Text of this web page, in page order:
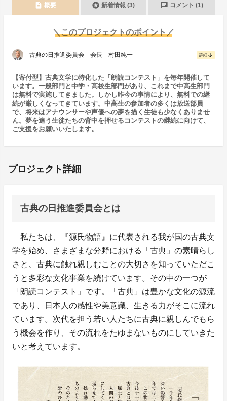
description 概要 stars 新着情報 (3) chat コメント (1)
＼このプロジェクトのポイント／
古典の日推進委員会 会長 村田純一 詳細 arrow_downward
【寄付型】古典文学に特化した「朗読コンテスト」を毎年開催して
います。一般部門と中学・高校生部門があり、これまで中高生部門
は無料で実施してきました。しかし昨今の事情により、無料での継
続が厳しくなってきています。中高生の参加者の多くは放送部員
で、将来はアナウンサーや声優への夢を描く生徒も少なくありませ
ん。夢を追う生徒たちの背中を押せるコンテストの継続に向けて、
ご支援をお願いいたします。
プロジェクト詳細
古典の日推進委員会とは
私たちは、『源氏物語』に代表される我が国の古典文
学を始め、さまざまな分野における「古典」の素晴らし
さと、古典に触れ親しむことの大切さを知っていただこ
うと多彩な文化事業を続けています。その中の一つが
「朗読コンテスト」です。「古典」は豊かな文化の源流
であり、日本人の感性や美意識、生きる力がそこに流れ
ています。次代を担う若い人たちに古典に親しんでもら
う機会を作り、その流れをたゆまないものにしていきた
いと考えています。